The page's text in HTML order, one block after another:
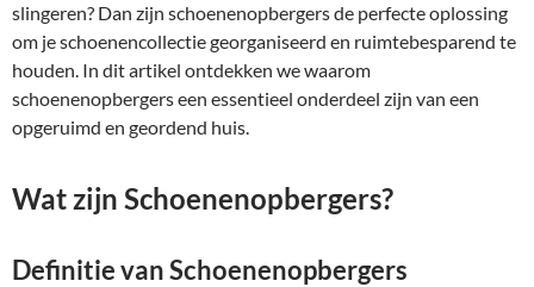
slingeren? Dan zijn schoenenopbergers de perfecte oplossing
om je schoenencollectie georganiseerd en ruimtebesparend te
houden. In dit artikel ontdekken we waarom
schoenenopbergers een essentieel onderdeel zijn van een
opgeruimd en geordend huis.
Wat zijn Schoenenopbergers?
Definitie van Schoenenopbergers